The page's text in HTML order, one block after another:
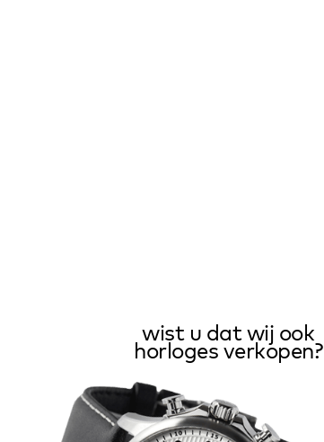
wist u dat wij ook
horloges verkopen?